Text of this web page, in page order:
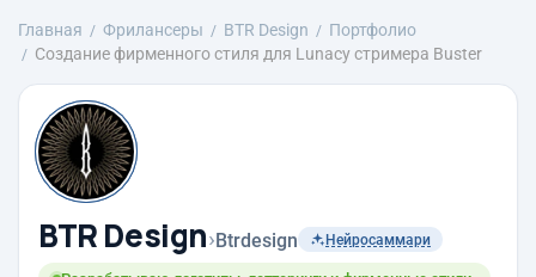
Главная Фрилансеры BTR Design
Портфолио
Создание фирменного стиля для Lunacy стримера Buster
BTR Design›Btrdesign Нейросаммари